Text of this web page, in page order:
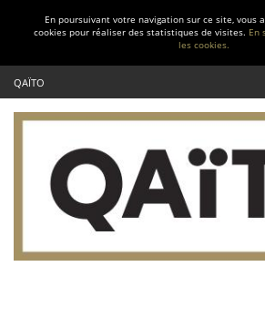
En poursuivant votre navigation sur ce site, vous
cookies pour réaliser des statistiques de visites. En
les cookies.
QAÏTO